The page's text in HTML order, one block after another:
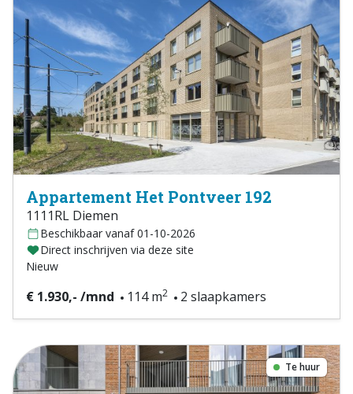
Appartement Het Pontveer 192
1111RL Diemen
Beschikbaar vanaf 01-10-2026
Direct inschrijven via deze site
Nieuw
€ 1.930,- /mnd 114 m2 2 slaapkamers
Te huur